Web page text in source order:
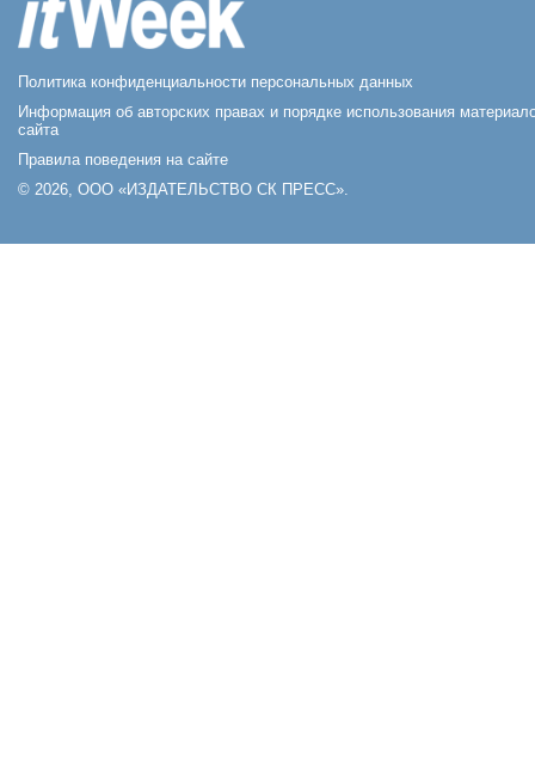
Политика конфиденциальности персональных данных
Информация об авторских правах и порядке использования
сайта
Правила поведения на сайте
© 2026, ООО «ИЗДАТЕЛЬСТВО СК ПРЕСС».